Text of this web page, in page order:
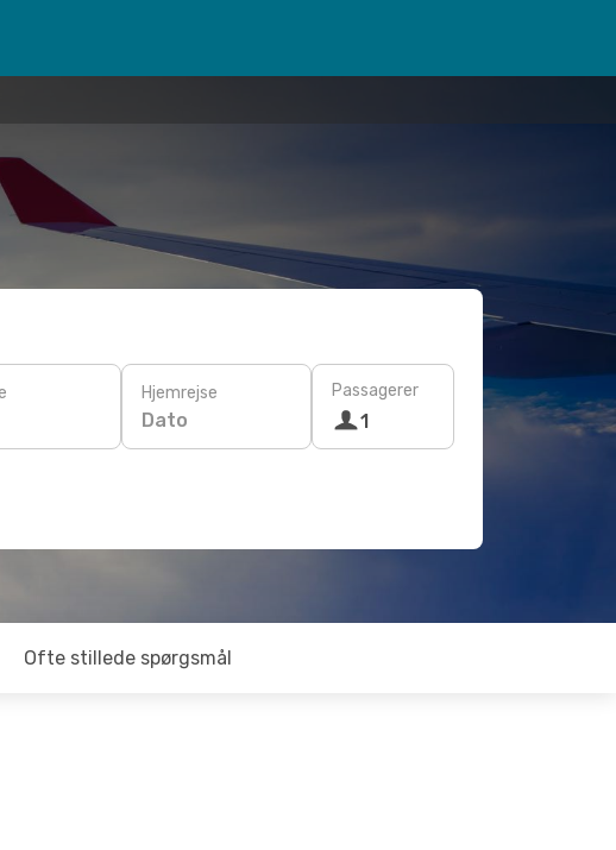
Hjemrejse
Dato
Passagerer
1
Ofte stillede spørgsmål